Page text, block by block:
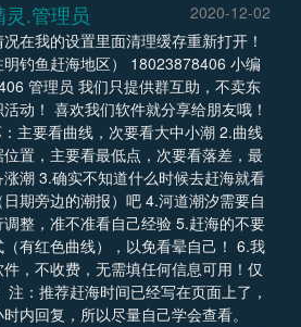
.管理员
2020-12-02
在我的设置里面清理缓存重新打开！
钓鱼赶海地区） 18023878406 小编
管理员 我们只提供群互助，不卖东
动！ 喜欢我们软件就分享给朋友哦！
主要看曲线，次要看大中小潮 2.曲线
置，主要看最低点，次要看落差，最
潮 3.确实不知道什么时候去赶海就看
期旁边的潮报）吧 4.河道潮汐需要自
整，准不准看自己经验 5.赶海的不要
有红色曲线），以免看晕自己！ 6.我
，不收费，无需填任何信息可用！仅
注：推荐赶海时间已经写在页面上了，
内回复，所以尽量自己学会查看。